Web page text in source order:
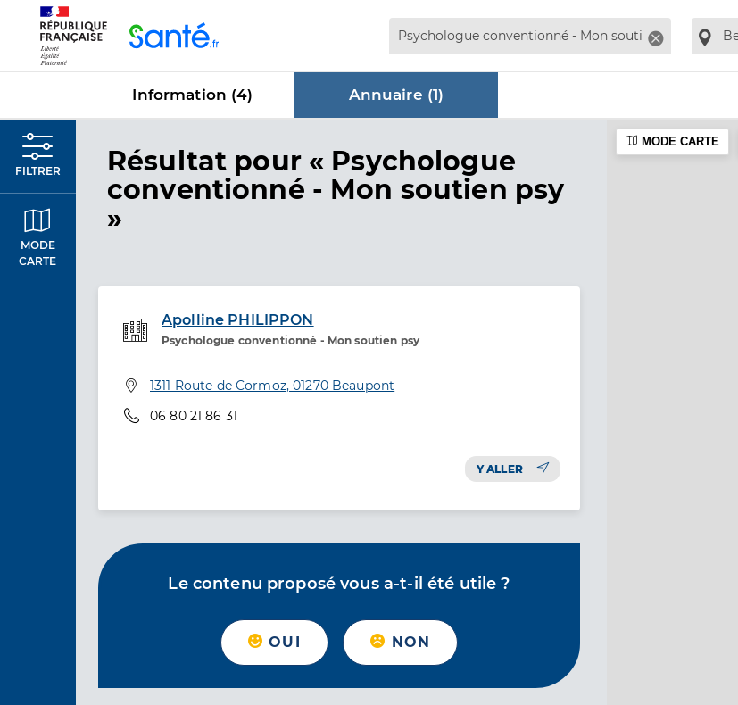
Supprimer
Information (4) Annuaire (1)
FILTRER
MODE
CARTE
Résultat dans Annuaire
pour « Psychologue
conventionné - Mon soutien psy
»
Apolline PHILIPPON
Psychologue conventionné - Mon soutien psy
Etablissement de soins
Adresse
1311 Route de Cormoz, 01270 Beaupont
Téléphone
06 80 21 86 31
Y ALLER
Le contenu proposé vous a-t-il été utile ?
OUI NON
MODE CARTE
Panneau de gestion des cookies